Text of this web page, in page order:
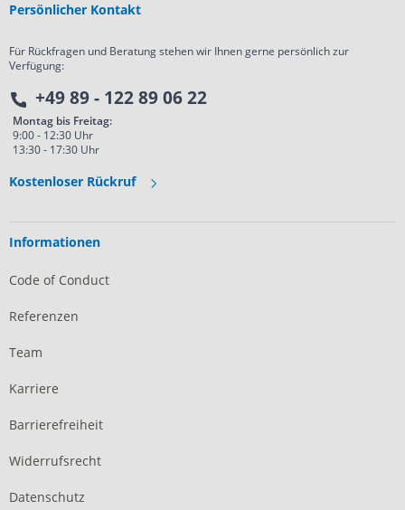
Persönlicher Kontakt
Für Rückfragen und Beratung stehen wir Ihnen gerne persönlich zur
Verfügung:
+49 89 - 122 89 06 22
Montag bis Freitag:
9:00 - 12:30 Uhr
13:30 - 17:30 Uhr
Kostenloser Rückruf
Informationen
Code of Conduct
Referenzen
Team
Karriere
Barrierefreiheit
Widerrufsrecht
Datenschutz